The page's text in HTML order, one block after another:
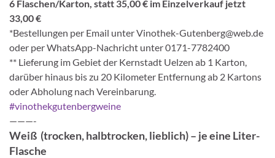
6 Flaschen/Karton, statt 35,00 € im Einzelverkauf jetzt
33,00 €
*Bestellungen per Email unter Vinothek-Gutenberg@web.de
oder per WhatsApp-Nachricht unter 0171-7782400
** Lieferung im Gebiet der Kernstadt Uelzen ab 1 Karton,
darüber hinaus bis zu 20 Kilometer Entfernung ab 2 Kartons
oder Abholung nach Vereinbarung.
#vinothekgutenbergweine
———-
Weiß (trocken, halbtrocken, lieblich) – je eine Liter-
Flasche